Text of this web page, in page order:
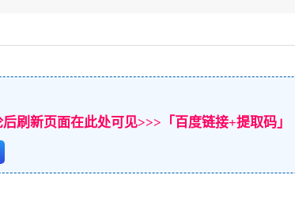
刷新页面在此处可见>>>「百度链接+提取码」